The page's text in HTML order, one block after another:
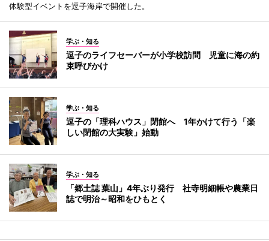
体験型イベントを逗子海岸で開催した。
学ぶ・知る
逗子のライフセーバーが小学校訪問 児童に海の約
束呼びかけ
学ぶ・知る
逗子の「理科ハウス」閉館へ 1年かけて行う「楽
しい閉館の大実験」始動
学ぶ・知る
「郷土誌 葉山」4年ぶり発行 社寺明細帳や農業日
誌で明治～昭和をひもとく